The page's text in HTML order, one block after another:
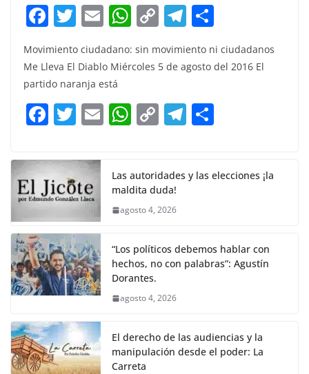
F
a
c
e
b
o
k
T
w
itt
er
E
m
ai
l
W
h
at
A
p
C
p
Li
n
T
e
gr
a
m
h
ar
Movimiento ciudadano: sin movimiento ni ciudadanos
Me Lleva El Diablo Miércoles 5 de agosto del 2016 El
partido naranja está
F
c
e
b
o
o
k
T
itt
er
E W
s
A
p
C
y
Li
k
T
gr e
Las autoridades y las elecciones ¡la
maldita duda!
agosto 4, 2026
“Los políticos debemos hablar con
hechos, no con palabras”: Agustín
Dorantes.
agosto 4, 2026
El derecho de las audiencias y la
manipulación desde el poder: La
Carreta